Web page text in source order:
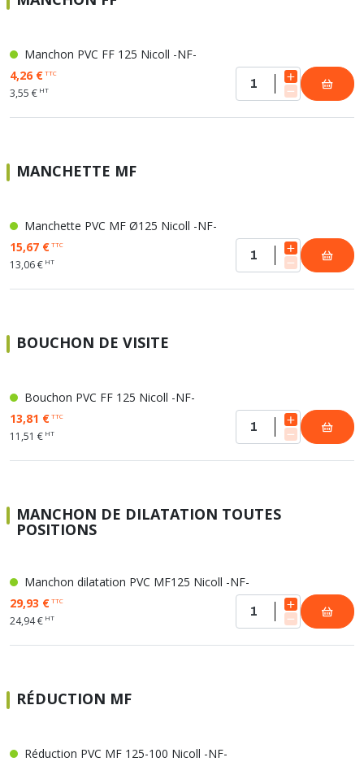
Manchon PVC FF 125 Nicoll -NF-
4,26 €TTC
3,55 € HT
MANCHETTE MF
Manchette PVC MF Ø125 Nicoll -NF-
15,67 €TTC
13,06 € HT
BOUCHON DE VISITE
Bouchon PVC FF 125 Nicoll -NF-
13,81 €TTC
11,51 € HT
MANCHON DE DILATATION TOUTES
POSITIONS
Manchon dilatation PVC MF125 Nicoll -NF-
29,93 €TTC
24,94 € HT
RÉDUCTION MF
Réduction PVC MF 125-100 Nicoll -NF-